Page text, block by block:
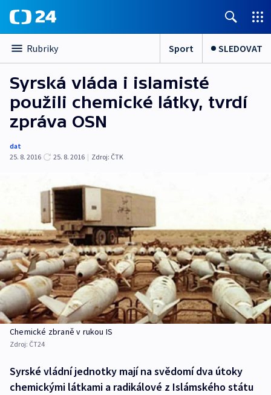
Rubriky Sport SLEDOVAT
Syrská vláda i islamisté
použili chemické látky, tvrdí
zpráva OSN
dat
25. 8. 2016
25. 8. 2016 | Zdroj: ČTK
Chemické zbraně v rukou IS
Zdroj: ČT24
Syrské vládní jednotky mají na svědomí dva útoky
chemickými látkami a radikálové z Islámského státu